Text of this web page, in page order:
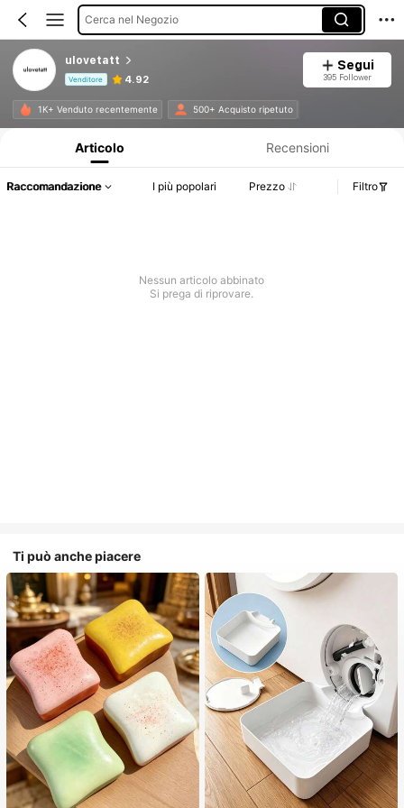
Cerca nel Negozio
ulovetatt
Venditore 4.92
Segui
395 Follower
1K+ Venduto recentemente 500+ Acquisto ripetuto
Articolo Recensioni
Raccomandazione I più popolari Prezzo Filtro
Nessun articolo abbinato
Si prega di riprovare.
Ti può anche piacere